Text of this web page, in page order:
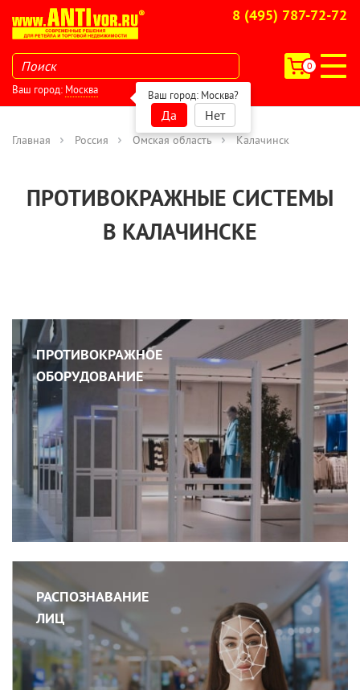
8 (495) 787-72-72
0
Ваш город: Москва Ваш город: Москва?
Да Нет
Главная Россия Омская область Калачинск
ПРОТИВОКРАЖНЫЕ СИСТЕМЫ
В КАЛАЧИНСКЕ
ПРОТИВОКРАЖНОЕ
ОБОРУДОВАНИЕ
РАСПОЗНАВАНИЕ
ЛИЦ